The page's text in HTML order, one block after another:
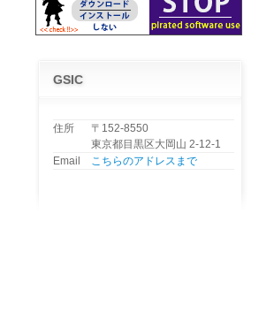
GSIC
住所
〒152-8550
東京都目黒区大岡山 2-12-1
Email
こちらのアドレスまで